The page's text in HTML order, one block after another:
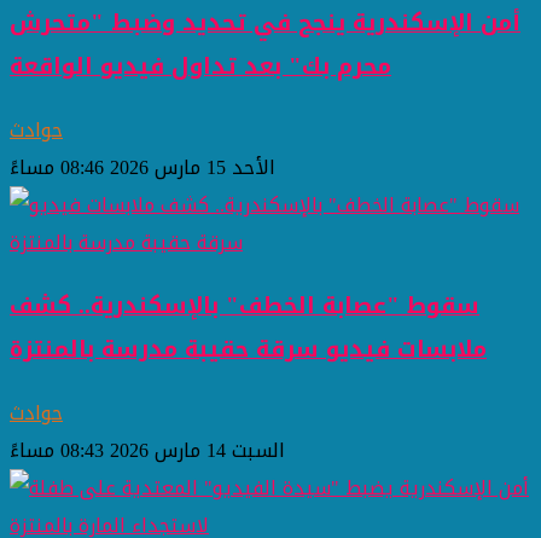
أمن الإسكندرية ينجح في تحديد وضبط "متحرش
محرم بك" بعد تداول فيديو الواقعة
حوادث
الأحد 15 مارس 2026 08:46 مساءً
سقوط "عصابة الخطف" بالإسكندرية.. كشف
ملابسات فيديو سرقة حقيبة مدرسة بالمنتزة
حوادث
السبت 14 مارس 2026 08:43 مساءً